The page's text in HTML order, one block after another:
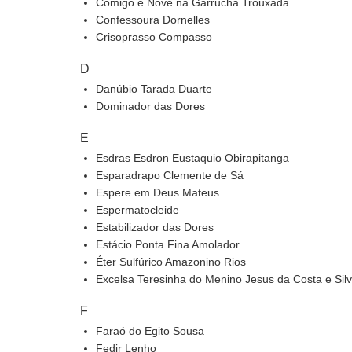
Confessoura Dornelles
Crisoprasso Compasso
D
Danúbio Tarada Duarte
Dominador das Dores
E
Esdras Esdron Eustaquio Obirapitanga
Esparadrapo Clemente de Sá
Espere em Deus Mateus
Espermatocleide
Estabilizador das Dores
Estácio Ponta Fina Amolador
Éter Sulfúrico Amazonino Rios
Excelsa Teresinha do Menino Jesus da Costa e
F
Faraó do Egito Sousa
Fedir Lenho